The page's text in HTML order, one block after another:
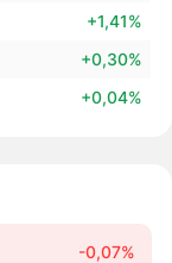
+1,41%
+0,30%
+0,04%
-0,07%